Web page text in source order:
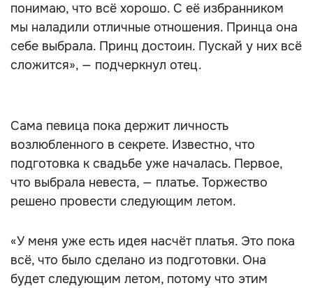
понимаю, что всё хорошо. С её избранником
мы наладили отличные отношения. Принца она
себе выбрала. Принц достоин. Пускай у них всё
сложится», — подчеркнул отец.
Сама певица пока держит личность
возлюбленного в секрете. Известно, что
подготовка к свадьбе уже началась. Первое,
что выбрала невеста, — платье. Торжество
решено провести следующим летом.
«У меня уже есть идея насчёт платья. Это пока
всё, что было сделано из подготовки. Она
будет следующим летом, потому что этим